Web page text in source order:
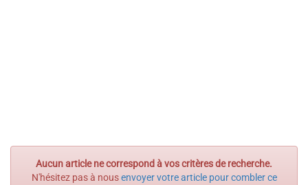
Aucun article ne correspond à vos critères de recherche.
N'hésitez pas à nousenvoyer votre article pour combler ce